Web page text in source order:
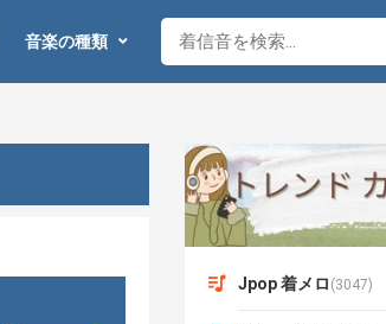
音楽の種類
Jpop 着メロ (3047)